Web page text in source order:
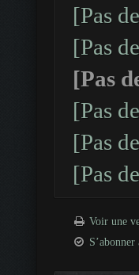
[Pas
[Pas
[Pas
[Pas
[Pas
[Pas
Voir une
S’abonner